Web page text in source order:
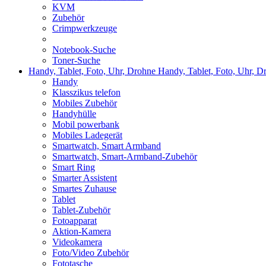
KVM
Zubehör
Crimpwerkzeuge
Notebook-Suche
Toner-Suche
Handy, Tablet, Foto, Uhr, Drohne Handy, Tablet, Foto, Uhr,
Handy
Klasszikus telefon
Mobiles Zubehör
Handyhülle
Mobil powerbank
Mobiles Ladegerät
Smartwatch, Smart Armband
Smartwatch, Smart-Armband-Zubehör
Smart Ring
Smarter Assistent
Smartes Zuhause
Tablet
Tablet-Zubehör
Fotoapparat
Aktion-Kamera
Videokamera
Foto/Video Zubehör
Fototasche